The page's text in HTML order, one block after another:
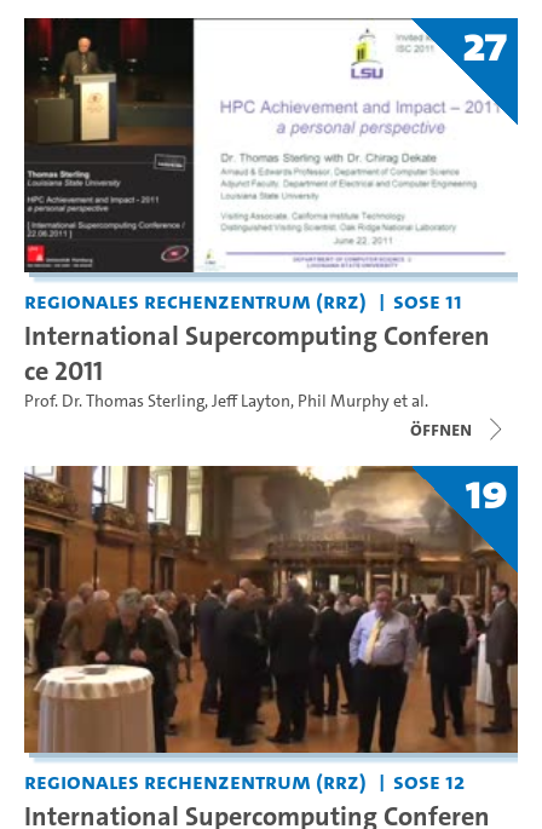
27
Regionales Rechenzentrum (RRZ) SoSe 11
International Supercomputing Conferen
ce 2011
Prof. Dr. Thomas Sterling,Jeff Layton, Phil Murphyet al.
Öffnen
19
Regionales Rechenzentrum (RRZ) SoSe 12
International Supercomputing Conferen